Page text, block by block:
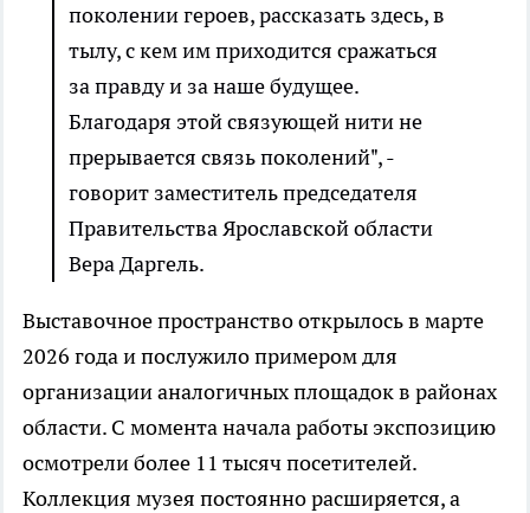
поколении героев, рассказать здесь, в
тылу, с кем им приходится сражаться
за правду и за наше будущее.
Благодаря этой связующей нити не
прерывается связь поколений", -
говорит заместитель председателя
Правительства Ярославской области
Вера Даргель.
Выставочное пространство открылось в марте
2026 года и послужило примером для
организации аналогичных площадок в районах
области. С момента начала работы экспозицию
осмотрели более 11 тысяч посетителей.
Коллекция музея постоянно расширяется, а